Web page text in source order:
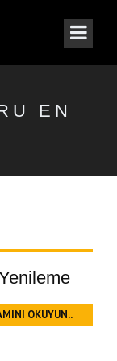
EN
OKUYUN..